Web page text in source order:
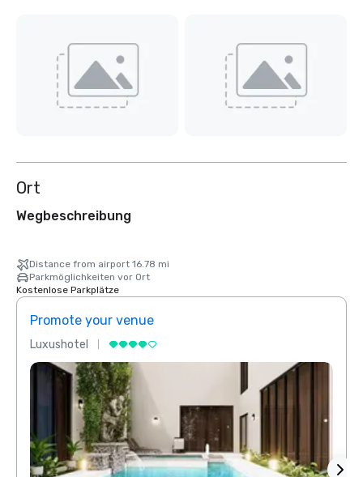
Ort
Wegbeschreibung
Distance from airport 16.78 mi
Parkmöglichkeiten vor Ort
Kostenlose Parkplätze
Promote your venue
Luxushotel